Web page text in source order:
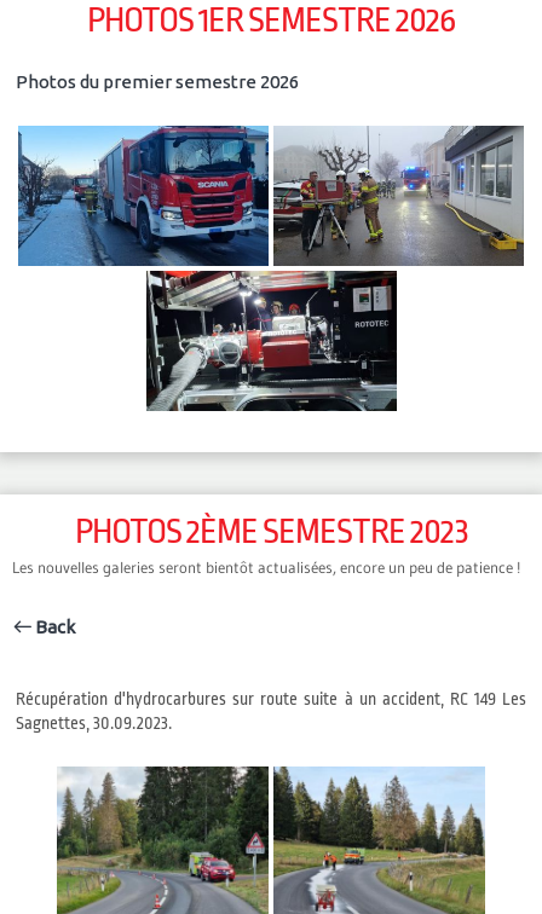
PHOTOS 1ER SEMESTRE 2026
Photos du premier semestre 2026
PHOTOS 2ÈME SEMESTRE 2023
Les nouvelles galeries seront bientôt actualisées, encore un peu de patience !
Back
Récupération d'hydrocarbures sur route suite à un accident, RC 149 Les
Sagnettes, 30.09.2023.